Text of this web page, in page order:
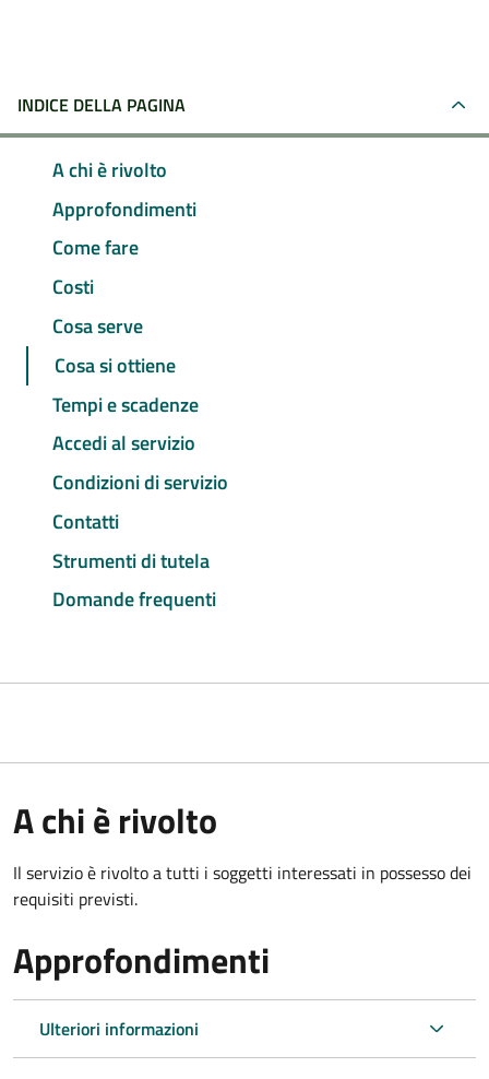
INDICE DELLA PAGINA
A chi è rivolto
Approfondimenti
Come fare
Costi
Cosa serve
Cosa si ottiene
Tempi e scadenze
Accedi al servizio
Condizioni di servizio
Contatti
Strumenti di tutela
Domande frequenti
A chi è rivolto
Il servizio è rivolto a tutti i soggetti interessati in possesso dei
requisiti previsti.
Approfondimenti
Ulteriori informazioni